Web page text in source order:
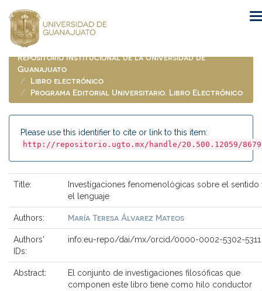
navigation
Repositorio Institucional de la Universidad de
Guanajuato
Libro electrónico
Programa Editorial Universitario. Libro Electrónico
Please use this identifier to cite or link to this item:
http://repositorio.ugto.mx/handle/20.500.12059/8679
Title:
Investigaciones fenomenológicas sobre el sentido
el lenguaje
Authors: María Teresa Álvarez Mateos
Authors'
IDs:
info:eu-repo/dai/mx/orcid/0000-0002-5302-5311
Abstract:
El conjunto de investigaciones filosóficas que
componen este libro tiene como hilo conductor